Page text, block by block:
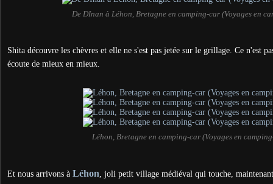
De DInan à Léhon, Bretagne en camping-car (Voyages en
Shita découvre les chèvres et elle ne s'est pas jetée sur le grillage. Ce n'est
écoute de mieux en mieux.
Léhon, Bretagne en camping-car (Voyages en
Et nous arrivons à Léhon, joli petit village médiéval qui touche,